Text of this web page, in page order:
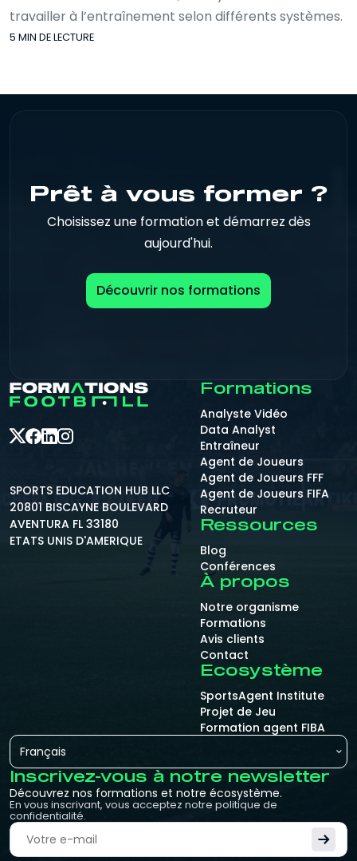
travailler à l’entraînement selon différents systèmes.
5 MIN DE LECTURE
Prêt à vous former ?
Choisissez une formation et démarrez dès
aujourd'hui.
Découvrir nos formations
SPORTS EDUCATION HUB LLC
20801 BISCAYNE BOULEVARD
AVENTURA FL 33180
ETATS UNIS D'AMERIQUE
Formations
Analyste Vidéo
Data Analyst
Entraîneur
Agent de Joueurs
Agent de Joueurs FFF
Agent de Joueurs FIFA
Recruteur
Ressources
Blog
Conférences
À propos
Notre organisme
Formations
Avis clients
Contact
Ecosystème
SportsAgent Institute
Projet de Jeu
Formation agent FIBA
Français
Inscrivez-vous à notre newsletter
Découvrez nos formations et notre écosystème.
En vous inscrivant, vous acceptez notre politique de
confidentialité.